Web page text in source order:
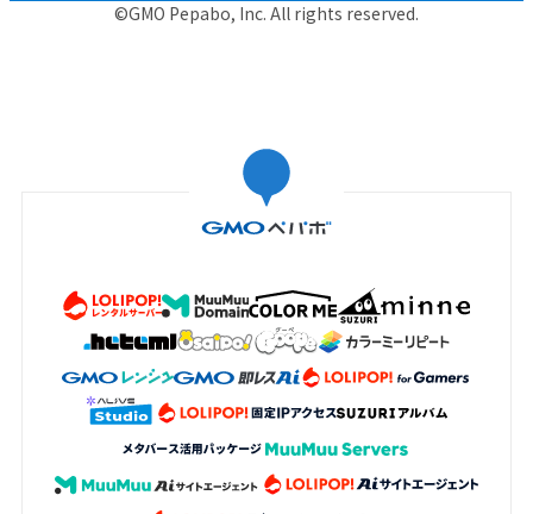
©GMO Pepabo, Inc. All rights reserved.